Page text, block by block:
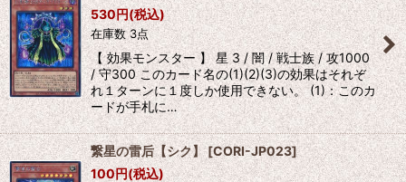
530円(税込)
在庫数 3点
【 効果モンスター 】 星 3 / 闇 / 戦士族 / 攻1000
/ 守300 このカード名の(1)(2)(3)の効果はそれぞ
れ１ターンに１度しか使用できない。 (1)：このカ
ードが手札に…
繋星の雷后【シク】 [CORI-JP023]
100円(税込)